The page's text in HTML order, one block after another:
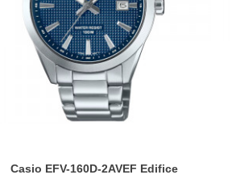
Casio EFV-160D-2AVEF Edifice